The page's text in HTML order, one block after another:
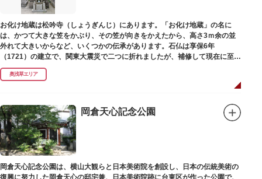
お化け地蔵は松吟寺（しょうぎんじ）にあります。「お化け地蔵」の名に
は、かつて大きな笠をかぶり、その笠が向きをかえたから、高さ3ｍ余の並
外れて大きいからなど、いくつかの伝承があります。石仏は享保6年
（1721）の建立で、関東大震災で二つに折れましたが、補修して現在に至っ
ています。常夜灯は、寛政2年（1790）に建てられました。
奥浅草エリア
岡倉天心記念公園
岡倉天心記念公園は、横山大観らと日本美術院を創設し、日本の伝統美術の
復興に努力した岡倉天心の邸宅兼、日本美術院跡に台東区が作った公園で、